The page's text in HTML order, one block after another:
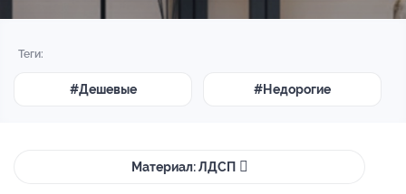
Теги:
#Дешевые #Недорогие
Материал: ЛДСП